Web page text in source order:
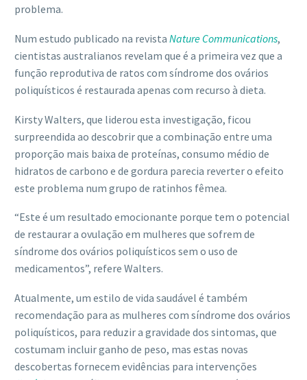
problema.
Num estudo publicado na revista Nature Communications,
cientistas australianos revelam que é a primeira vez que a
função reprodutiva de ratos com síndrome dos ovários
poliquísticos é restaurada apenas com recurso à dieta.
Kirsty Walters, que liderou esta investigação, ficou
surpreendida ao descobrir que a combinação entre uma
proporção mais baixa de proteínas, consumo médio de
hidratos de carbono e de gordura parecia reverter o efeito
este problema num grupo de ratinhos fêmea.
“Este é um resultado emocionante porque tem o potencial
de restaurar a ovulação em mulheres que sofrem de
síndrome dos ovários poliquísticos sem o uso de
medicamentos”, refere Walters.
Atualmente, um estilo de vida saudável é também
recomendação para as mulheres com síndrome dos ovários
poliquísticos, para reduzir a gravidade dos sintomas, que
costumam incluir ganho de peso, mas estas novas
descobertas fornecem evidências para intervenções